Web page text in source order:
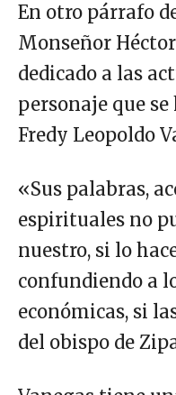
En otro párrafo
Monseñor
dedicado a las
personaje que
Fredy Leopoldo
«Sus palabras,
espirituales no
nuestro, si lo
confundiendo a
económicas, si
del obispo de